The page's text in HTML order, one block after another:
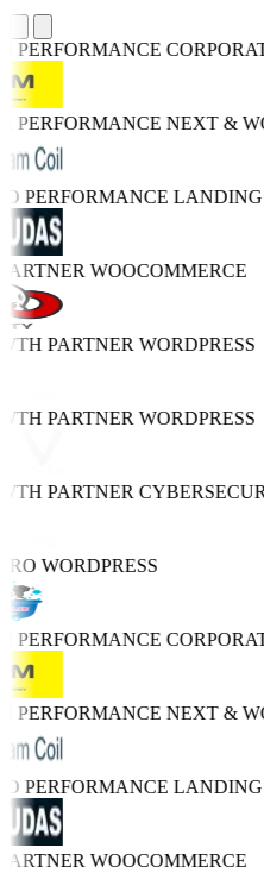
PERFORMANCE
PERFORMANCENEXT &
PERFORMANCELANDING
WOOCOMMERCE
PARTNERWORDPRESS
PARTNERWORDPRESS
PARTNER
WORDPRESS
PERFORMANCE
PERFORMANCENEXT &
PERFORMANCELANDING
WOOCOMMERCE